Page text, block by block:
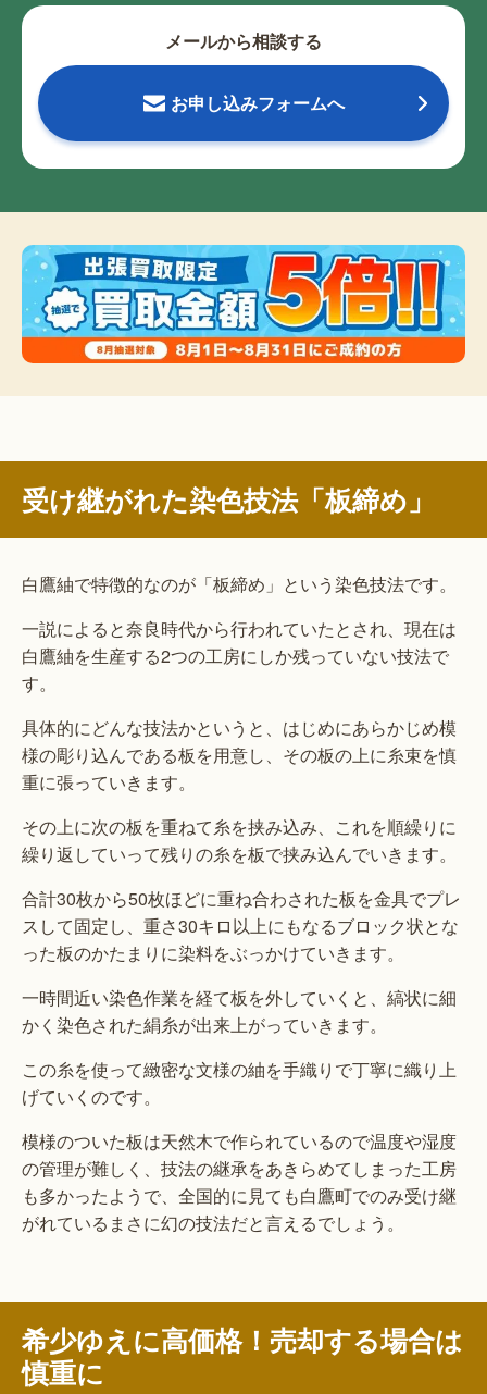
メールから相談する
お申し込みフォームへ
受け継がれた染色技法「板締め」
白鷹紬で特徴的なのが「板締め」という染色技法です。
一説によると奈良時代から行われていたとされ、現在は
白鷹紬を生産する2つの工房にしか残っていない技法で
す。
具体的にどんな技法かというと、はじめにあらかじめ模
様の彫り込んである板を用意し、その板の上に糸束を慎
重に張っていきます。
その上に次の板を重ねて糸を挟み込み、これを順繰りに
繰り返していって残りの糸を板で挟み込んでいきます。
合計30枚から50枚ほどに重ね合わされた板を金具でプレ
スして固定し、重さ30キロ以上にもなるブロック状とな
った板のかたまりに染料をぶっかけていきます。
一時間近い染色作業を経て板を外していくと、縞状に細
かく染色された絹糸が出来上がっていきます。
この糸を使って緻密な文様の紬を手織りで丁寧に織り上
げていくのです。
模様のついた板は天然木で作られているので温度や湿度
の管理が難しく、技法の継承をあきらめてしまった工房
も多かったようで、全国的に見ても白鷹町でのみ受け継
がれているまさに幻の技法だと言えるでしょう。
希少ゆえに高価格！売却する場合は
慎重に